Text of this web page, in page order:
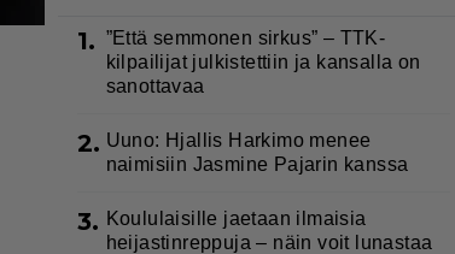
1. ”Että semmonen sirkus” – TTK-
kilpailijat julkistettiin ja kansalla on
sanottavaa
2. Uuno: Hjallis Harkimo menee
naimisiin Jasmine Pajarin kanssa
3. Koululaisille jaetaan ilmaisia
heijastinreppuja – näin voit lunastaa